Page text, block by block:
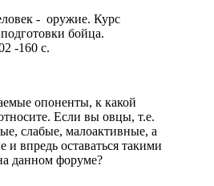
- оружие. Курс
бойца.
-160 с.
опоненты, к какой
Если вы овцы, т.е.
слабые, малоактивные, а
и впредь оставаться такими
данном форуме?